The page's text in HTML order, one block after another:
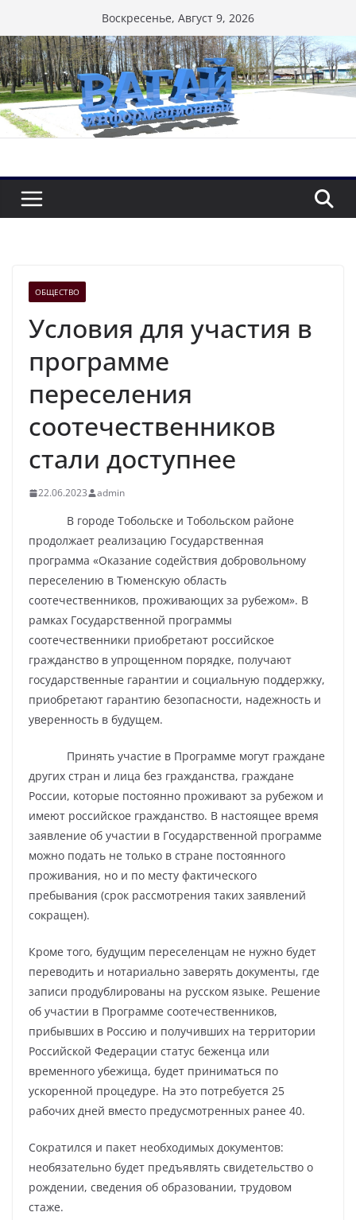
к
содержимому
Воскресенье, Август 9, 2026
ОБЩЕСТВО
Условия для участия в
программе
переселения
соотечественников
стали доступнее
22.06.2023 admin
В городе Тобольске и Тобольском районе
продолжает реализацию Государственная
программа «Оказание содействия добровольному
переселению в Тюменскую область
соотечественников, проживающих за рубежом». В
рамках Государственной программы
соотечественники приобретают российское
гражданство в упрощенном порядке, получают
государственные гарантии и социальную поддержку,
приобретают гарантию безопасности, надежность и
уверенность в будущем.
Принять участие в Программе могут граждане
других стран и лица без гражданства, граждане
России, которые постоянно проживают за рубежом и
имеют российское гражданство. В настоящее время
заявление об участии в Государственной программе
можно подать не только в стране постоянного
проживания, но и по месту фактического
пребывания (срок рассмотрения таких заявлений
сокращен).
Кроме того, будущим переселенцам не нужно будет
переводить и нотариально заверять документы, где
записи продублированы на русском языке. Решение
об участии в Программе соотечественников,
прибывших в Россию и получивших на территории
Российской Федерации статус беженца или
временного убежища, будет приниматься по
ускоренной процедуре. На это потребуется 25
рабочих дней вместо предусмотренных ранее 40.
Сократился и пакет необходимых документов:
необязательно будет предъявлять свидетельство о
рождении, сведения об образовании, трудовом
стаже.